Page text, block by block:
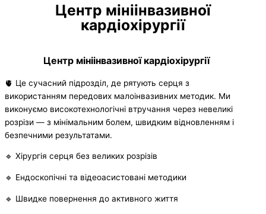
Центр мініінвазивної
кардіохірургії
Центр мініінвазивної кардіохірургії
🫀 Це сучасний підрозділ, де рятують серця з
використанням передових малоінвазивних методик. Ми
виконуємо високотехнологічні втручання через невеликі
розрізи — з мінімальним болем, швидким відновленням і
безпечними результатами.
🔹 Хірургія серця без великих розрізів
🔹 Ендоскопічні та відеоасистовані методики
🔹 Швидке повернення до активного життя